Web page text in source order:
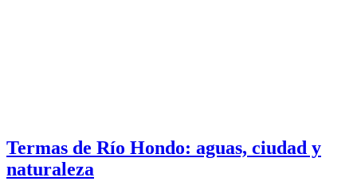
Termas de Río Hondo: aguas, ciudad y
naturaleza